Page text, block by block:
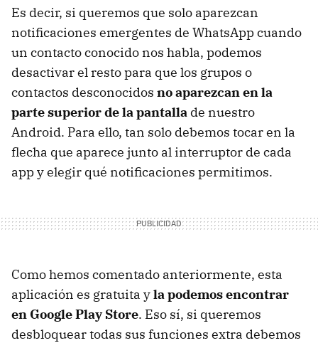
Es decir, si queremos que solo aparezcan
notificaciones emergentes de WhatsApp cuando
un contacto conocido nos habla, podemos
desactivar el resto para que los grupos o
contactos desconocidos no aparezcan en la
parte superior de la pantalla de nuestro
Android. Para ello, tan solo debemos tocar en la
flecha que aparece junto al interruptor de cada
app y elegir qué notificaciones permitimos.
Como hemos comentado anteriormente, esta
aplicación es gratuita yla podemos encontrar
en Google Play Store. Eso sí, si queremos
desbloquear todas sus funciones extra debemos